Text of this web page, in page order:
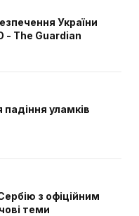
України
The Guardian
падіння уламків
з офіційним
теми